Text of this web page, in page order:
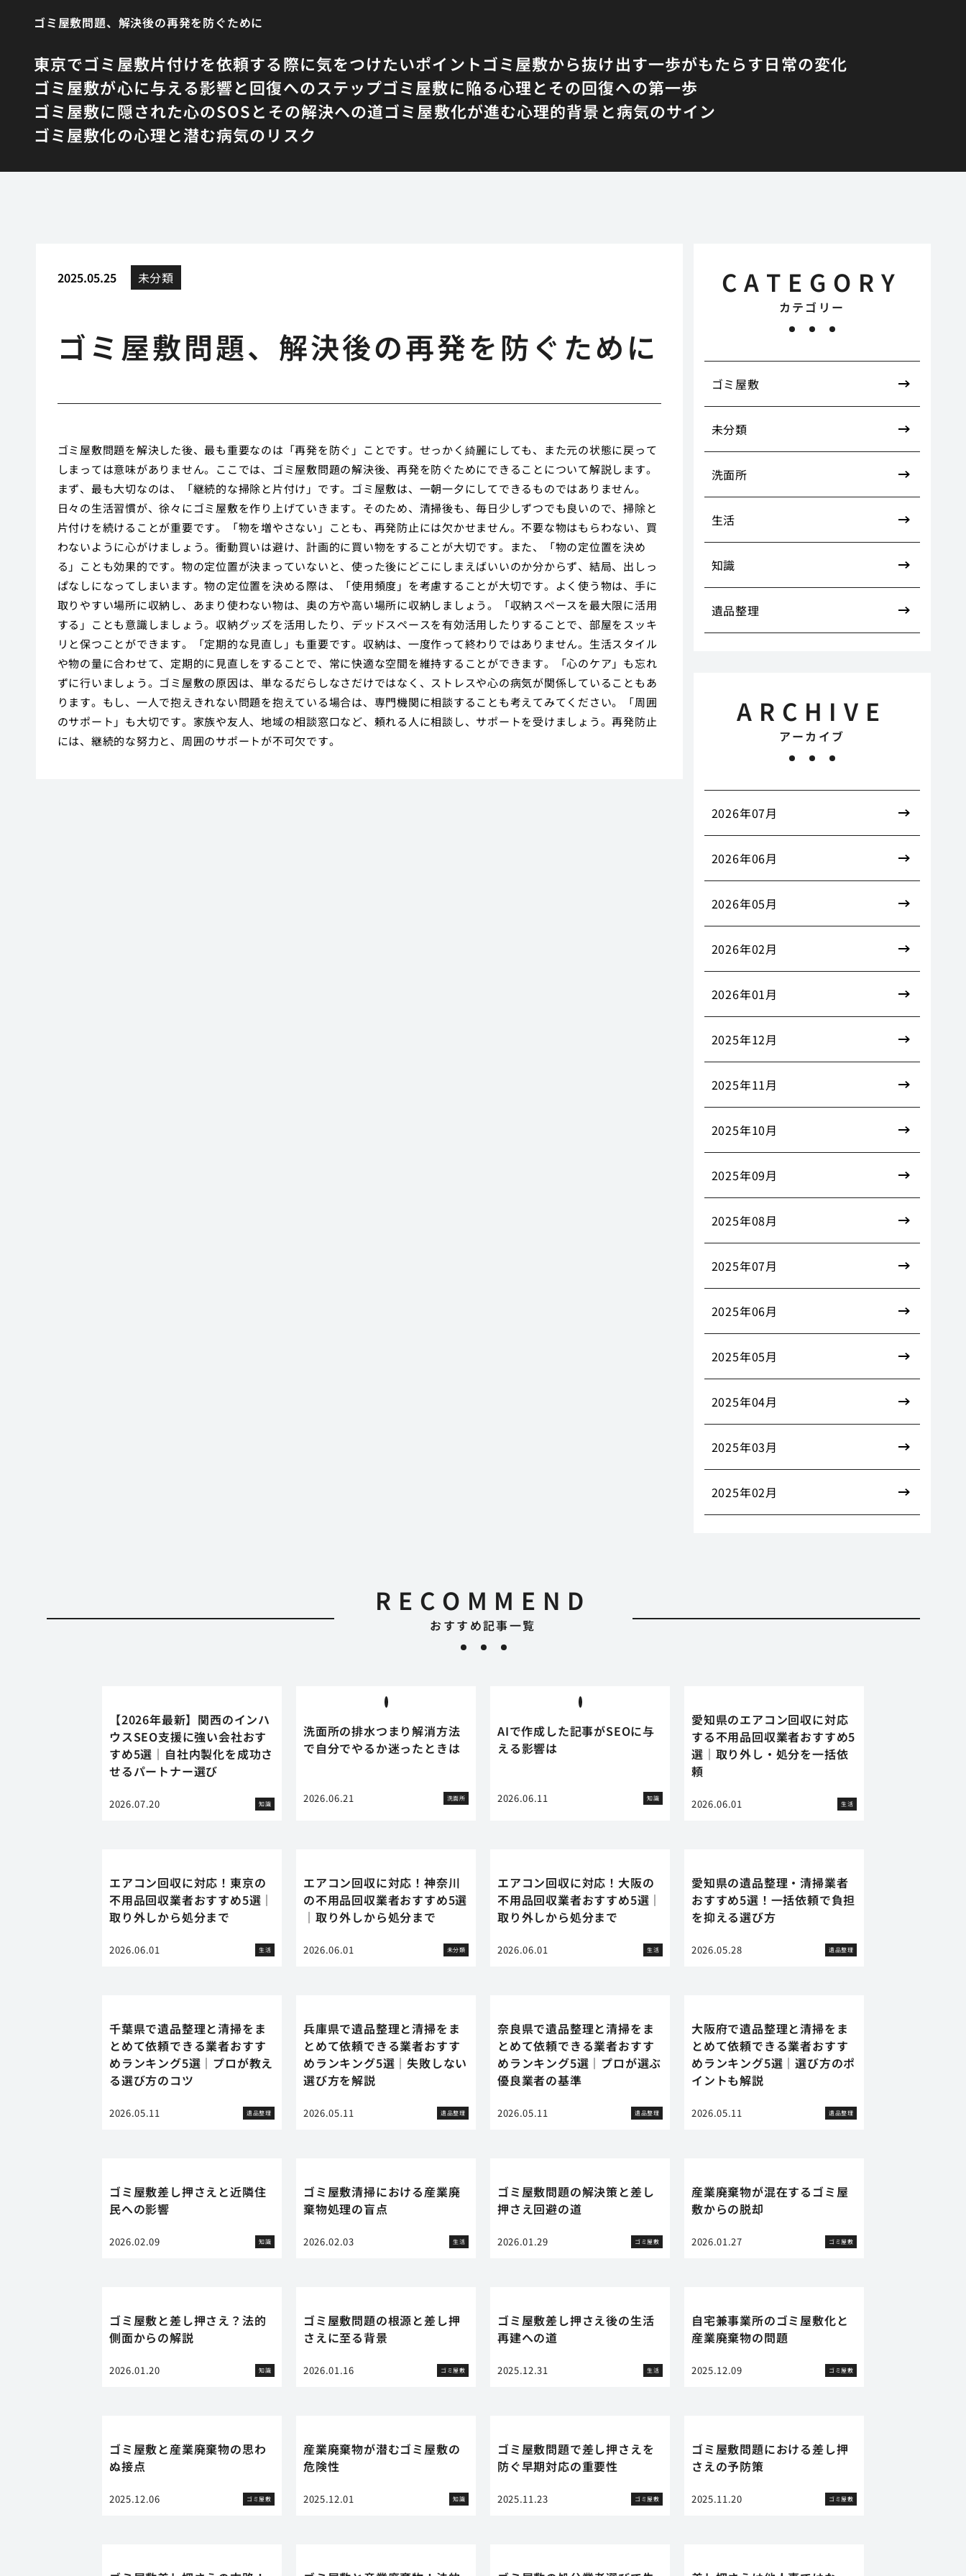
ゴミ屋敷問題、解決後の再発を防ぐために
東京でゴミ屋敷片付けを依頼する際に気をつけたいポイントゴミ屋敷から抜け出す一歩がもたらす日常の変化
ゴミ屋敷が心に与える影響と回復へのステップゴミ屋敷に陥る心理とその回復への第一歩
ゴミ屋敷に隠された心のSOSとその解決への道ゴミ屋敷化が進む心理的背景と病気のサイン
ゴミ屋敷化の心理と潜む病気のリスク
2025.05.25 未分類
ゴミ屋敷問題、解決後の再発を防ぐために
ゴミ屋敷問題を解決した後、最も重要なのは「再発を防ぐ」ことです。せっかく綺麗にしても、また元の状態に戻って
しまっては意味がありません。ここでは、ゴミ屋敷問題の解決後、再発を防ぐためにできることについて解説します。
まず、最も大切なのは、「継続的な掃除と片付け」です。ゴミ屋敷は、一朝一夕にしてできるものではありません。
日々の生活習慣が、徐々にゴミ屋敷を作り上げていきます。そのため、清掃後も、毎日少しずつでも良いので、掃除と
片付けを続けることが重要です。「物を増やさない」ことも、再発防止には欠かせません。不要な物はもらわない、買
わないように心がけましょう。衝動買いは避け、計画的に買い物をすることが大切です。また、「物の定位置を決め
る」ことも効果的です。物の定位置が決まっていないと、使った後にどこにしまえばいいのか分からず、結局、出しっ
ぱなしになってしまいます。物の定位置を決める際は、「使用頻度」を考慮することが大切です。よく使う物は、手に
取りやすい場所に収納し、あまり使わない物は、奥の方や高い場所に収納しましょう。「収納スペースを最大限に活用
する」ことも意識しましょう。収納グッズを活用したり、デッドスペースを有効活用したりすることで、部屋をスッキ
リと保つことができます。「定期的な見直し」も重要です。収納は、一度作って終わりではありません。生活スタイル
や物の量に合わせて、定期的に見直しをすることで、常に快適な空間を維持することができます。「心のケア」も忘れ
ずに行いましょう。ゴミ屋敷の原因は、単なるだらしなさだけではなく、ストレスや心の病気が関係していることもあ
ります。もし、一人で抱えきれない問題を抱えている場合は、専門機関に相談することも考えてみてください。「周囲
のサポート」も大切です。家族や友人、地域の相談窓口など、頼れる人に相談し、サポートを受けましょう。再発防止
には、継続的な努力と、周囲のサポートが不可欠です。
RECOMMEND
おすすめ記事一覧
【2026年最新】関西のインハ
ウスSEO支援に強い会社おす
すめ5選｜自社内製化を成功さ
せるパートナー選び
2026.07.20 知識
洗面所の排水つまり解消方法
で自分でやるか迷ったときは
2026.06.21 洗面所
AIで作成した記事がSEOに与
える影響は
2026.06.11 知識
愛知県のエアコン回収に対応
する不用品回収業者おすすめ5
選｜取り外し・処分を一括依
頼
2026.06.01 生活
エアコン回収に対応！東京の
不用品回収業者おすすめ5選｜
取り外しから処分まで
2026.06.01 生活
エアコン回収に対応！神奈川
の不用品回収業者おすすめ5選
｜取り外しから処分まで
2026.06.01 未分類
エアコン回収に対応！大阪の
不用品回収業者おすすめ5選｜
取り外しから処分まで
2026.06.01 生活
愛知県の遺品整理・清掃業者
おすすめ5選！一括依頼で負担
を抑える選び方
2026.05.28 遺品整理
千葉県で遺品整理と清掃をま
とめて依頼できる業者おすす
めランキング5選｜プロが教え
る選び方のコツ
2026.05.11 遺品整理
兵庫県で遺品整理と清掃をま
とめて依頼できる業者おすす
めランキング5選｜失敗しない
選び方を解説
2026.05.11 遺品整理
奈良県で遺品整理と清掃をま
とめて依頼できる業者おすす
めランキング5選｜プロが選ぶ
優良業者の基準
2026.05.11 遺品整理
大阪府で遺品整理と清掃をま
とめて依頼できる業者おすす
めランキング5選｜選び方のポ
イントも解説
2026.05.11 遺品整理
ゴミ屋敷差し押さえと近隣住
民への影響
2026.02.09 知識
ゴミ屋敷清掃における産業廃
棄物処理の盲点
2026.02.03 生活
ゴミ屋敷問題の解決策と差し
押さえ回避の道
2026.01.29 ゴミ屋敷
産業廃棄物が混在するゴミ屋
敷からの脱却
2026.01.27 ゴミ屋敷
ゴミ屋敷と差し押さえ？法的
側面からの解説
2026.01.20 知識
ゴミ屋敷問題の根源と差し押
さえに至る背景
2026.01.16 ゴミ屋敷
ゴミ屋敷差し押さえ後の生活
再建への道
2025.12.31 生活
自宅兼事業所のゴミ屋敷化と
産業廃棄物の問題
2025.12.09 ゴミ屋敷
ゴミ屋敷と産業廃棄物の思わ
ぬ接点
2025.12.06 ゴミ屋敷
産業廃棄物が潜むゴミ屋敷の
危険性
2025.12.01 知識
ゴミ屋敷問題で差し押さえを
防ぐ早期対応の重要性
2025.11.23 ゴミ屋敷
ゴミ屋敷問題における差し押
さえの予防策
2025.11.20 ゴミ屋敷
CATEGORY
カテゴリー
ゴミ屋敷
未分類
洗面所
生活
知識
遺品整理
ARCHIVE
アーカイブ
2026年07月
2026年06月
2026年05月
2026年02月
2026年01月
2025年12月
2025年11月
2025年10月
2025年09月
2025年08月
2025年07月
2025年06月
2025年05月
2025年04月
2025年03月
2025年02月